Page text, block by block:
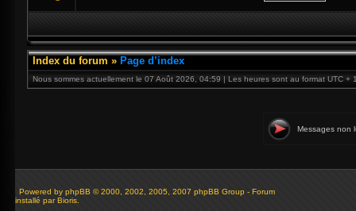
Index du forum » Page d’index
Nous sommes actuellement le 07 Août 2026, 04:59 | Les heures sont au format UTC +
Messages non
Powered by phpBB © 2000, 2002, 2005, 2007 phpBB Group - Forum
installé par Bioris.